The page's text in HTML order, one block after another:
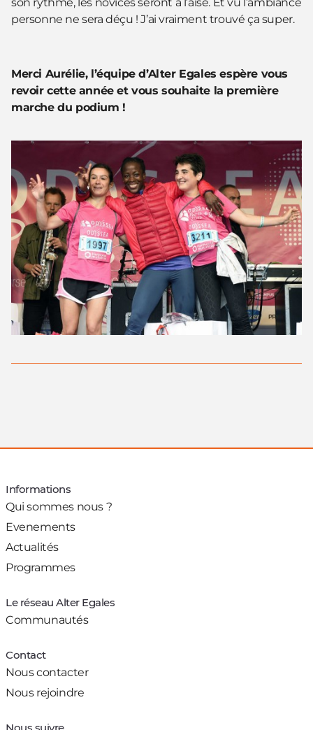
son rythme, les novices seront à l’aise. Et vu l’ambiance
personne ne sera déçu ! J’ai vraiment trouvé ça super.
Merci Aurélie, l’équipe d’Alter Egales espère vous
revoir cette année et vous souhaite la première
marche du podium !
Informations
Qui sommes nous ?
Evenements
Actualités
Programmes
Le réseau Alter Egales
Communautés
Contact
Nous contacter
Nous rejoindre
Nous suivre